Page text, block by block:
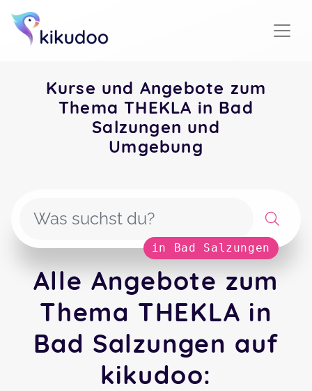
Kurse und Angebote zum
Thema THEKLA in Bad
Salzungen und
Umgebung
in Bad Salzungen
Alle Angebote zum
Thema THEKLA in
Bad Salzungen auf
kikudoo: